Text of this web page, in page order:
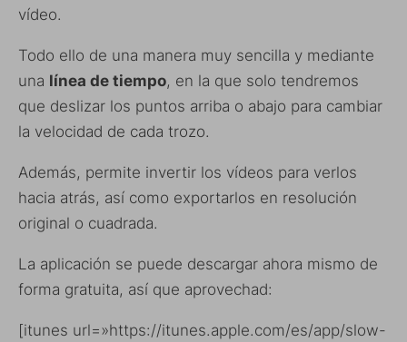
vídeo.
Todo ello de una manera muy sencilla y mediante
una línea de tiempo, en la que solo tendremos
que deslizar los puntos arriba o abajo para cambiar
la velocidad de cada trozo.
Además, permite invertir los vídeos para verlos
hacia atrás, así como exportarlos en resolución
original o cuadrada.
La aplicación se puede descargar ahora mismo de
forma gratuita, así que aprovechad:
[itunes url=»https://itunes.apple.com/es/app/slow-